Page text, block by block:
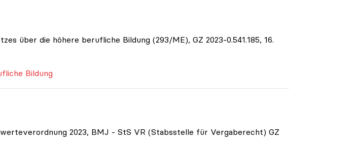
über die höhere berufliche Bildung (293/ME), GZ 2023-0.541.185, 16.
Bildung
2023, BMJ - StS VR (Stabsstelle für Vergaberecht) GZ